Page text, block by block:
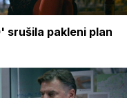
srušila pakleni plan